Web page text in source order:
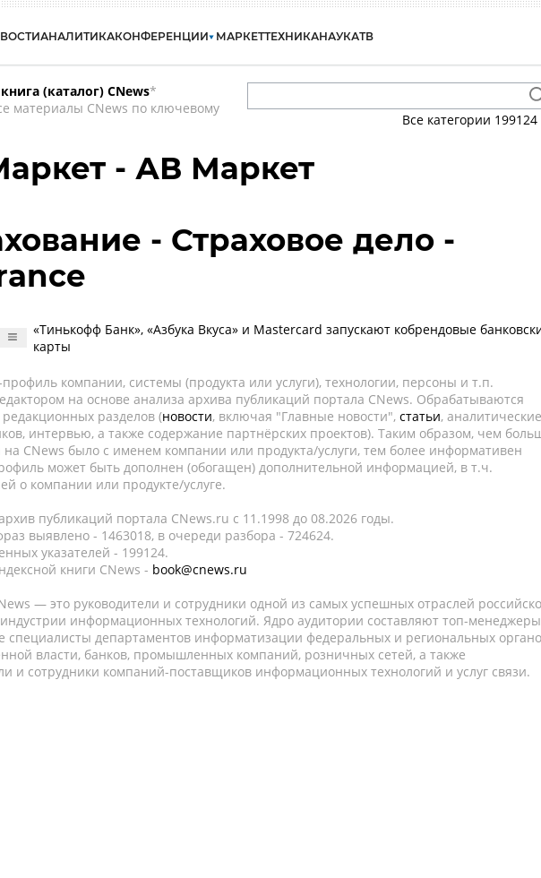
АНАЛИТИКАКОНФЕРЕНЦИИ МАРКЕТТЕХНИКАНАУКАТВ
(каталог) CNews*
материалы CNews по ключевому
Все категории 199124
- АВ Маркет
- Страховое дело -
«Тинькофф Банк», «Азбука Вкуса» и Mastercard запускают кобрендовые
карты
компании, системы (продукта или услуги), технологии, персоны и т.п.
на основе анализа архива публикаций портала CNews. Обрабатываются
редакционных разделов (новости, включая "Главные новости", статьи, аналитические
интервью, а также содержание партнёрских проектов). Таким образом, чем
на CNews было с именем компании или продукта/услуги, тем более информативен
может быть дополнен (обогащен) дополнительной информацией, в т.ч.
о компании или продукте/услуге.
публикаций портала CNews.ru c 11.1998 до 08.2026 годы.
выявлено - 1463018, в очереди разбора - 724624.
указателей - 199124.
книги CNews - book@cnews.ru
— это руководители и сотрудники одной из самых успешных отраслей
информационных технологий. Ядро аудитории составляют топ-
специалисты департаментов информатизации федеральных и региональных
власти, банков, промышленных компаний, розничных сетей, а также
и сотрудники компаний-поставщиков информационных технологий и услуг связи.